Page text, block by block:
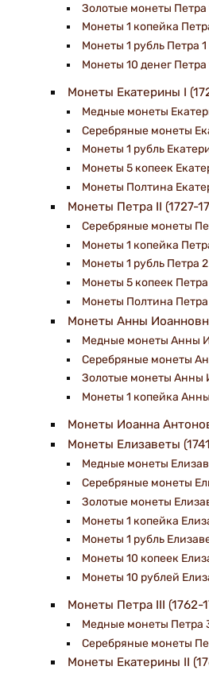
Золотые монеты Петра
Монеты 1 копейка
Монеты 1 рубль Петра 1
Монеты 10 денег Петра
Монеты Екатерины I
Медные монеты
Серебряные монеты
Монеты 1 рубль
Монеты 5 копеек
Монеты Полтина
Монеты Петра II (1727-
Серебряные монеты
Монеты 1 копейка
Монеты 1 рубль Петра 2
Монеты 5 копеек
Монеты Полтина
Монеты Анны
Медные монеты Анны
Серебряные монеты
Золотые монеты Анны
Монеты 1 копейка
Монеты Иоанна
Монеты Елизаветы
Медные монеты
Серебряные монеты
Золотые монеты
Монеты 1 копейка
Монеты 1 рубль
Монеты 10 копеек
Монеты 10 рублей
Монеты Петра III (1762-
Медные монеты Петра
Серебряные монеты
Монеты Екатерины II